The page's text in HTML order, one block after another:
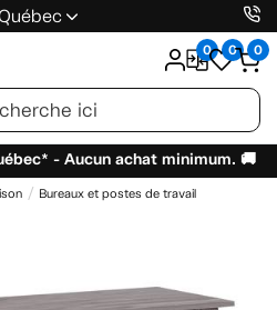
0 0 0
- Aucun achat minimum. 🚚
Bureaux et postes de travail